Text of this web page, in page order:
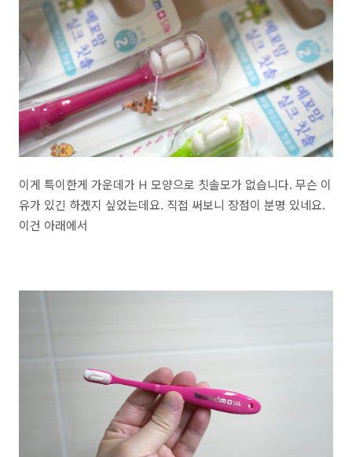
이게 특이한게 가운데가 H 모양으로 칫솔모가 없습니다. 무슨 이
유가 있긴 하겠지 싶었는데요. 직접 써보니 장점이 분명 있네요.
이건 아래에서